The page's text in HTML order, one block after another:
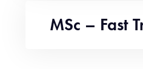
MSc – Fast